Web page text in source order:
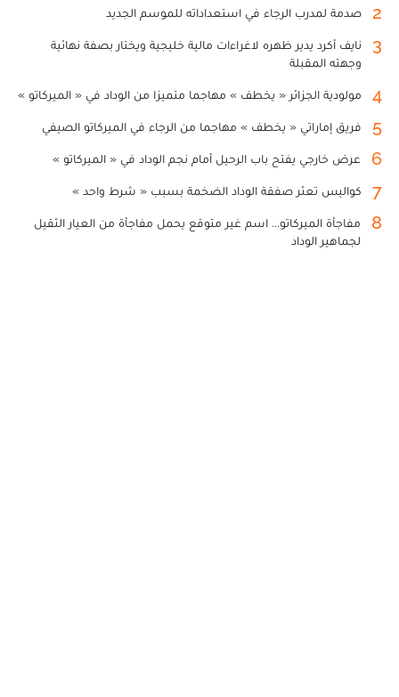
2 صدمة لمدرب الرجاء في استعداداته للموسم الجديد
3
نايف أكرد يدير ظهره لاغراءات مالية خليجية ويختار بصفة نهائية
وجهته المقبلة
4 مولودية الجزائر « يخطف » مهاجما متميزا من الوداد في « الميركاتو »
5 فريق إماراتي « يخطف » مهاجما من الرجاء في الميركاتو الصيفي
6 عرض خارجي يفتح باب الرحيل أمام نجم الوداد في « الميركاتو »
7 كواليس تعثر صفقة الوداد الضخمة بسبب « شرط واحد »
8
مفاجأة الميركاتو... اسم غير متوقع يحمل مفاجأة من العيار الثقيل
لجماهير الوداد